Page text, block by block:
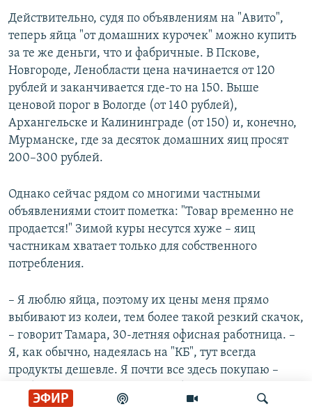
ЭФИР
Действительно, судя по объявлениям на "Авито",
теперь яйца "от домашних курочек" можно купить
за те же деньги, что и фабричные. В Пскове,
Новгороде, Ленобласти цена начинается от 120
рублей и заканчивается где-то на 150. Выше
ценовой порог в Вологде (от 140 рублей),
Архангельске и Калининграде (от 150) и, конечно,
Мурманске, где за десяток домашних яиц просят
200–300 рублей.
Однако сейчас рядом со многими частными
объявлениями стоит пометка: "Товар временно не
продается!" Зимой куры несутся хуже – яиц
частникам хватает только для собственного
потребления.
– Я люблю яйца, поэтому их цены меня прямо
выбивают из колеи, тем более такой резкий скачок,
– говорит Тамара, 30-летняя офисная работница. –
Я, как обычно, надеялась на "КБ", тут всегда
продукты дешевле. Я почти все здесь покупаю –
колбасу, сметану и яйца тоже брала. Но и тут они
уже по 120 рублей. Видимо, скоро придётся